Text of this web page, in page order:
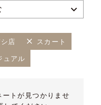
店 スカート
ュアル
トが見つかりませ